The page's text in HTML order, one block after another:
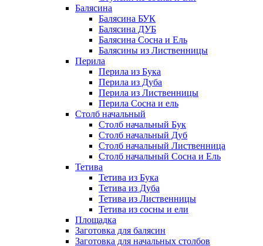
Балясина
Балясина БУК
Балясина ДУБ
Балясина Сосна и Ель
Балясины из Лиственницы
Перила
Перила из Бука
Перила из Дуба
Перила из Лиственницы
Перила Сосна и ель
Столб начальный
Столб начальный Бук
Столб начальный Дуб
Столб начальный Лиственница
Столб начальный Сосна и Ель
Тетива
Тетива из Бука
Тетива из Дуба
Тетива из Лиственницы
Тетива из сосны и ели
Площадка
Заготовка для балясин
Заготовка для начальных столбов